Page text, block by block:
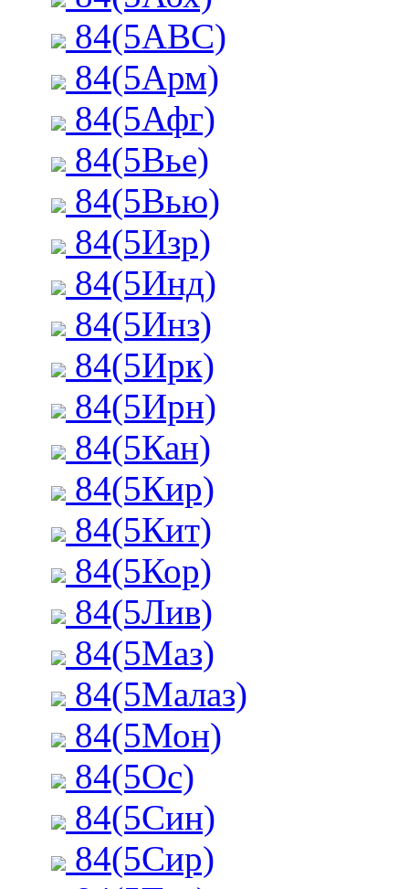
84(5АВС)
84(5Арм)
84(5Афг)
84(5Вье)
84(5Вью)
84(5Изр)
84(5Инд)
84(5Инз)
84(5Ирк)
84(5Ирн)
84(5Кан)
84(5Кир)
84(5Кит)
84(5Кор)
84(5Лив)
84(5Маз)
84(5Малаз)
84(5Мон)
84(5Ос)
84(5Син)
84(5Сир)